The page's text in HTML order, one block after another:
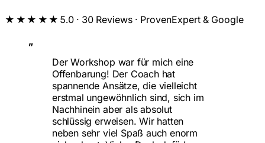
★★★★★ 5.0 · 30 Reviews · ProvenExpert & Google
„
Der Workshop war für mich eine
Offenbarung! Der Coach hat
spannende Ansätze, die vielleicht
erstmal ungewöhnlich sind, sich im
Nachhinein aber als absolut
schlüssig erweisen. Wir hatten
neben sehr viel Spaß auch enorm